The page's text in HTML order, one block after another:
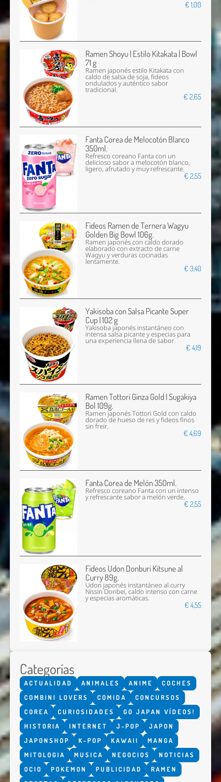
€ 1,00
Ramen Shoyu | Estilo Kitakata | Bowl
71 g
Ramen japonés estilo Kitakata con
caldo de salsa de soja, fideos
ondulados y auténtico sabor
tradicional.
€ 2,65
Fanta Corea de Melocotón Blanco
350ml.
Refresco coreano Fanta con un
delicioso sabor a melocotón blanco,
ligero, afrutado y muy refrescante.
€ 2,55
Fideos Ramen de Ternera Wagyu
Golden Big Bowl 106g.
Ramen japonés con caldo dorado
elaborado con extracto de carne
Wagyu y verduras cocinadas
lentamente.
€ 3,40
Yakisoba con Salsa Picante Super
Cup | 102 g
Yakisoba japonés instantáneo con
intensa salsa picante y especias para
una experiencia llena de sabor.
€ 4,19
Ramen Tottori Ginza Gold | Sugakiya
Bol 109g.
Ramen japonés Tottori Gold con caldo
dorado de hueso de res y fideos finos
sin freír.
€ 4,69
Fanta Corea de Melón 350ml.
Refresco coreano Fanta con un intenso
y refrescante sabor a melón verde.
€ 2,55
Fideos Udon Donburi Kitsune al
Curry 89g.
Udon japonés instantáneo al curry
Nissin Donbei, caldo intenso con carne
y especias aromáticas.
€ 4,55
Categorías
ACTUALIDAD ANIMALES ANIME
COCHES
COMBINI LOVERS
COMIDA
CONCURSOS
COREA
CURIOSIDADES
GO JAPAN VÍDEOS!
HISTORIA
INTERNET J-POP
JAPON
JAPONSHOP
K-POP KAWAII
MANGA
MITOLOGIA
MUSICA NEGOCIOS
NOTICIAS
OCIO
POKEMON PUBLICIDAD
RAMEN